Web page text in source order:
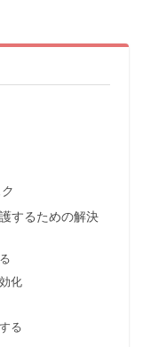
するための解決
化
る